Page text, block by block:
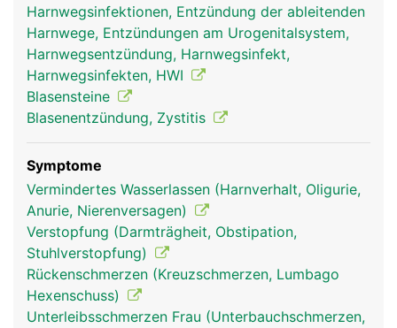
Harnwegsinfektionen, Entzündung der ableitenden
Harnwege, Entzündungen am Urogenitalsystem,
Harnwegsentzündung, Harnwegsinfekt,
Harnwegsinfekten, HWI
Blasensteine
Blasenentzündung, Zystitis
Symptome
Vermindertes Wasserlassen (Harnverhalt, Oligurie,
Anurie, Nierenversagen)
Verstopfung (Darmträgheit, Obstipation,
Stuhlverstopfung)
Rückenschmerzen (Kreuzschmerzen, Lumbago
Hexenschuss)
Unterleibsschmerzen Frau (Unterbauchschmerzen,